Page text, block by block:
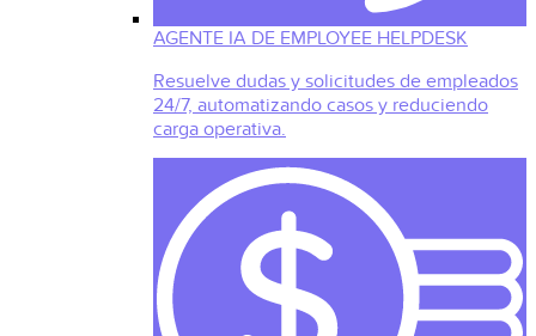
AGENTE IA DE EMPLOYEE HELPDESK
Resuelve dudas y solicitudes de empleados
24/7, automatizando casos y reduciendo
carga operativa.